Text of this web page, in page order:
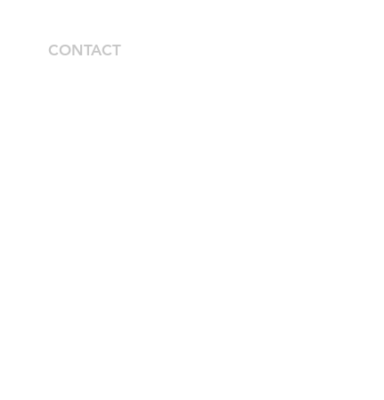
CONTACT